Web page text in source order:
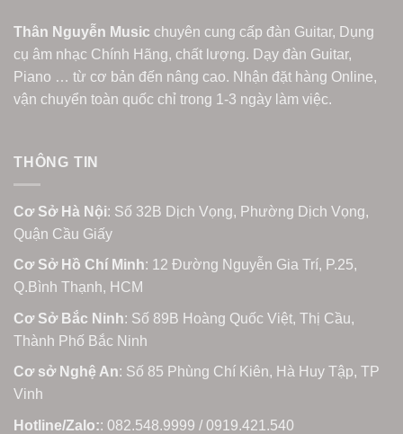
Thân Nguyễn Music chuyên cung cấp đàn Guitar, Dụng
cụ âm nhạc Chính Hãng, chất lượng. Dạy đàn Guitar,
Piano … từ cơ bản đến nâng cao. Nhận đặt hàng Online,
vận chuyển toàn quốc chỉ trong 1-3 ngày làm việc.
THÔNG TIN
Cơ Sở Hà Nội: Số 32B Dịch Vọng, Phường Dịch Vọng,
Quận Cầu Giấy
Cơ Sở Hồ Chí Minh: 12 Đường Nguyễn Gia Trí, P.25,
Q.Bình Thạnh, HCM
Cơ Sở Bắc Ninh: Số 89B Hoàng Quốc Việt, Thị Cầu,
Thành Phố Bắc Ninh
Cơ sở Nghệ An: Số 85 Phùng Chí Kiên, Hà Huy Tập, TP
Vinh
Hotline/Zalo:: 082.548.9999 / 0919.421.540